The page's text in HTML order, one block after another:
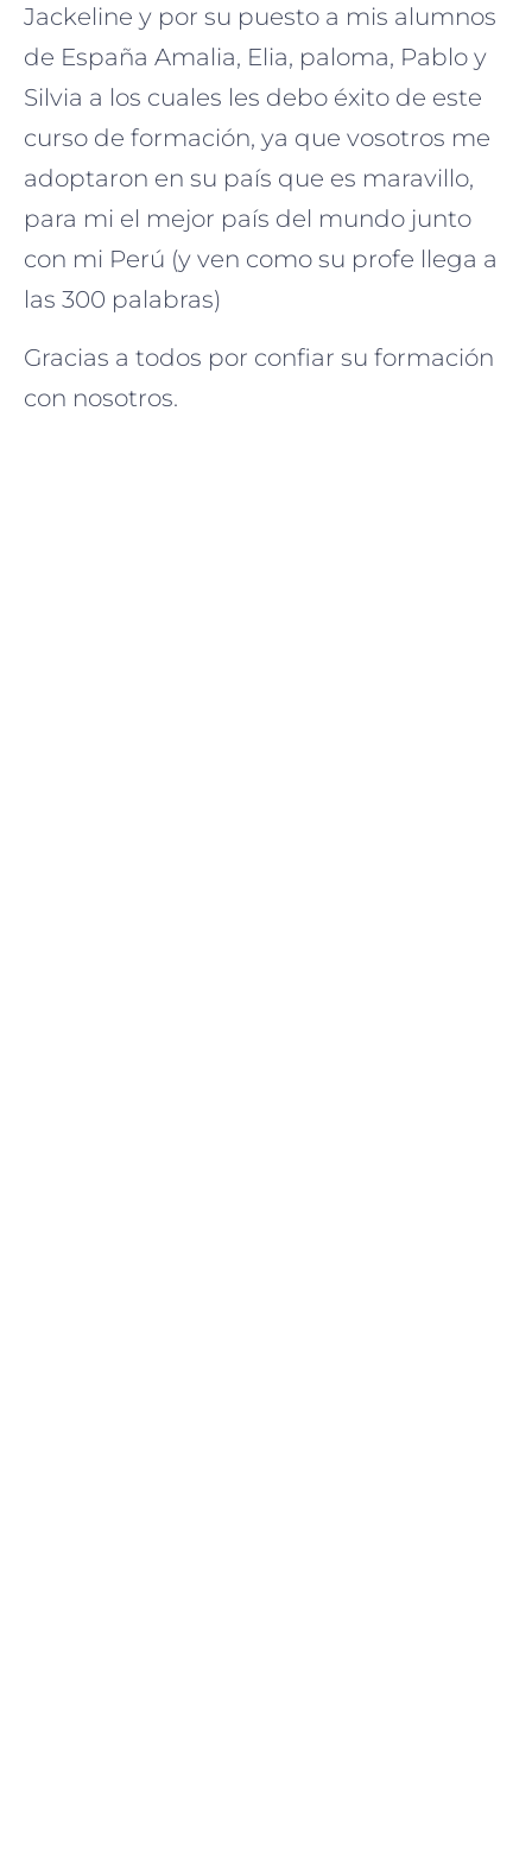
Jackeline y por su puesto a mis alumnos
de España Amalia, Elia, paloma, Pablo y
Silvia a los cuales les debo éxito de este
curso de formación, ya que vosotros me
adoptaron en su país que es maravillo,
para mi el mejor país del mundo junto
con mi Perú (y ven como su profe llega a
las 300 palabras)
Gracias a todos por confiar su formación
con nosotros.